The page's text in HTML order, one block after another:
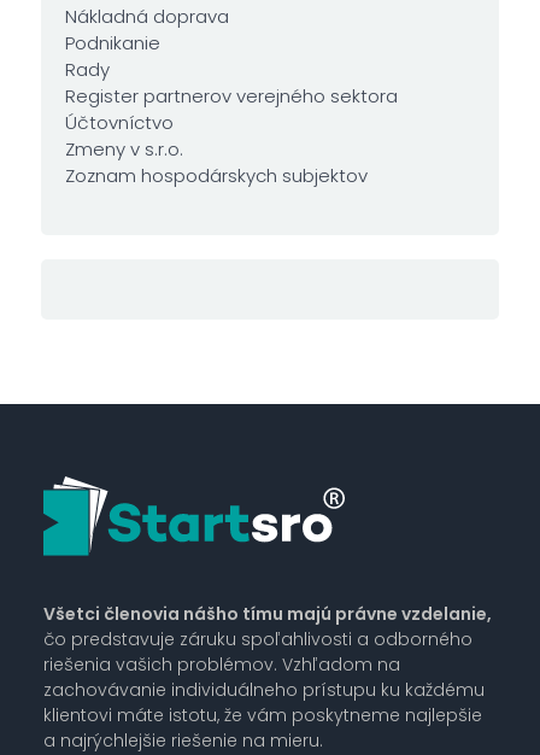
Nákladná doprava
Podnikanie
Rady
Register partnerov verejného sektora
Účtovníctvo
Zmeny v s.r.o.
Zoznam hospodárskych subjektov
Všetci členovia nášho tímu majú právne vzdelanie,
čo predstavuje záruku spoľahlivosti a odborného
riešenia vašich problémov. Vzhľadom na
zachovávanie individuálneho prístupu ku každému
klientovi máte istotu, že vám poskytneme najlepšie
a najrýchlejšie riešenie na mieru.